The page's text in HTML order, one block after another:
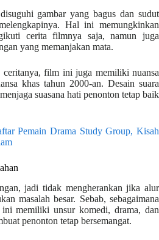
gambar yang bagus dan sudut
Hal ini memungkinkan
cerita filmnya saja, namun juga
yang memanjakan mata.
ceritanya, film ini juga memiliki nuansa
khas tahun 2000-an. Desain suara
suasana hati penonton tetap baik
Pemain Drama Study Group, Kisah
jadi tidak mengherankan jika alur
masalah besar. Sebab, sebagaimana
memiliki unsur komedi, drama, dan
penonton tetap bersemangat.